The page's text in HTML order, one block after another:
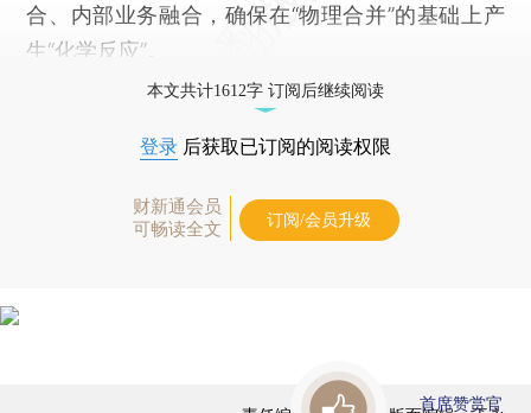
合、内部业务融合，确保在“物理合并”的基础上产
生“化学反应”。
本文共计1612字 订阅后继续阅读
登录 后获取已订阅的阅读权限
财新通会员
可畅读全文
订阅/会员升级
首席赞赏官